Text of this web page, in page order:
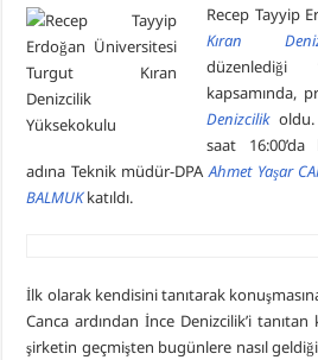
Recep Tayyip
Kıran
düzenlediği
kapsamında,
Denizcilikoldu.
saat
adına Teknik müdür-DPAAhmet Yaşar
BALMUKkatıldı.
İlk olarak kendisini tanıtarak
Canca ardından İnce Denizcilik’i
şirketin geçmişten bugünlere nasıl